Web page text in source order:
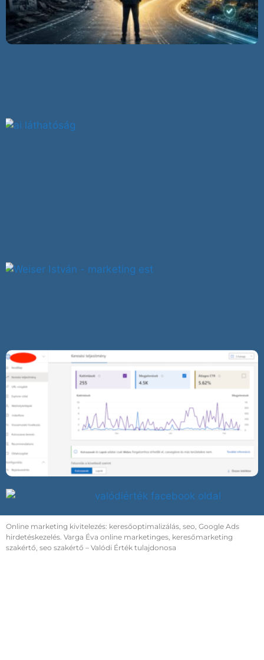
Online marketing kivitelezés: keresőoptimalizálás, seo, Google Ads
hirdetéskezelés. Varga Éva online marketinges, keresőmarketing
szakértő, seo szakértő – Valódi Érték tulajdonosa